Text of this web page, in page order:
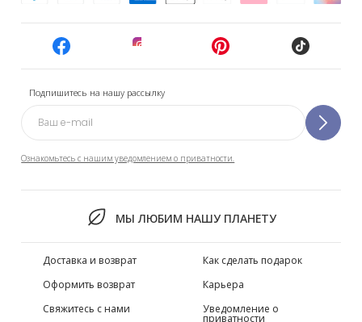
Подпишитесь на нашу рассылку
Ознакомьтесь с нашим уведомлением о приватности.
МЫ ЛЮБИМ НАШУ ПЛАНЕТУ
Доставка и возврат
Оформить возврат
Свяжитесь с нами
Как сделать подарок
Карьера
Уведомление о
приватности